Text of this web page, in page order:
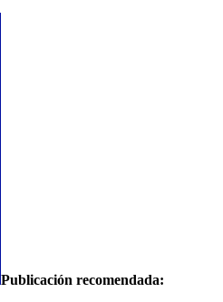
Publicación recomendada: